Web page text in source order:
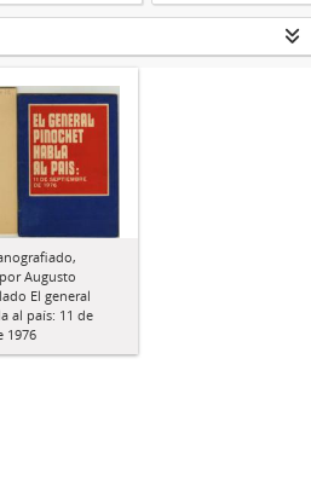
Augusto
El general
al país: 11 de
1976